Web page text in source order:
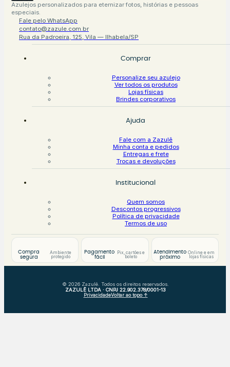
Azulejos personalizados para eternizar fotos, histórias e pessoas
especiais.
Fale pelo WhatsApp
contato@zazule.com.br
Rua da Padroeira, 125, Vila — Ilhabela/SP
Comprar
Personalize seu azulejo
Ver todos os produtos
Lojas físicas
Brindes corporativos
Ajuda
Fale com a Zazulê
Minha conta e pedidos
Entregas e frete
Trocas e devoluções
Institucional
Quem somos
Descontos progressivos
Política de privacidade
Termos de uso
Compra
segura
Ambiente
protegido
Pagamento
fácil
Pix, cartões e
boleto
Atendimento
próximo
Online e em
lojas físicas
© 2026 Zazulê. Todos os direitos reservados.
ZAZULÊ LTDA · CNPJ 22.902.378/0001-13
PrivacidadeVoltar ao topo ↑